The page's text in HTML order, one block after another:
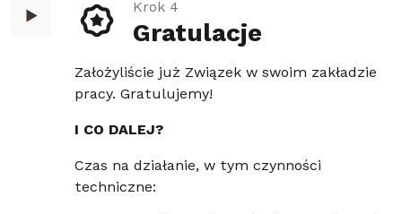
Krok 4
Gratulacje
Założyliście już Związek w swoim zakładzie
pracy. Gratulujemy!
I CO DALEJ?
Czas na działanie, w tym czynności
techniczne: